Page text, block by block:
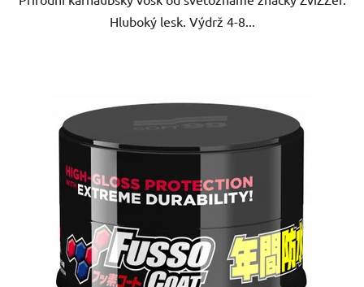
Hluboký lesk. Výdrž 4-8...